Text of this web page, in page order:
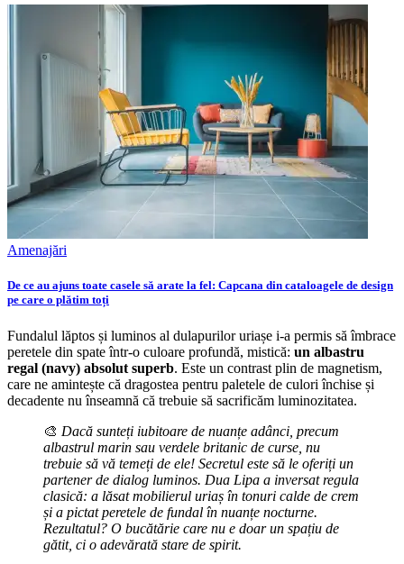
Amenajări
De ce au ajuns toate casele să arate la fel: Capcana din cataloagele de design
pe care o plătim toți
Fundalul lăptos și luminos al dulapurilor uriașe i-a permis să îmbrace
peretele din spate într-o culoare profundă, mistică: un albastru
regal (navy) absolut superb. Este un contrast plin de magnetism,
care ne amintește că dragostea pentru paletele de culori închise și
decadente nu înseamnă că trebuie să sacrificăm luminozitatea.
🎨 Dacă sunteți iubitoare de nuanțe adânci, precum
albastrul marin sau verdele britanic de curse, nu
trebuie să vă temeți de ele! Secretul este să le oferiți un
partener de dialog luminos. Dua Lipa a inversat regula
clasică: a lăsat mobilierul uriaș în tonuri calde de crem
și a pictat peretele de fundal în nuanțe nocturne.
Rezultatul? O bucătărie care nu e doar un spațiu de
gătit, ci o adevărată stare de spirit.